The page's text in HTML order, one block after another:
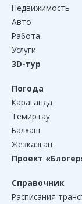
Недвижимость
Авто
Работа
Услуги
3D-тур
Погода
Караганда
Темиртау
Балхаш
Жезказган
Проект
Справочник
Расписания